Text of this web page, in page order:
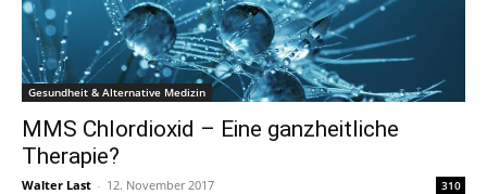
Gesundheit & Alternative Medizin
MMS Chlordioxid – Eine ganzheitliche
Therapie?
Walter Last - 12. November 2017 310